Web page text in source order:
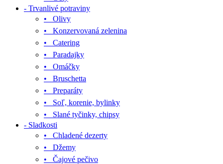
- Trvanlivé potraviny
• Olivy
• Konzervovaná zelenina
• Catering
• Paradajky
• Omáčky
• Bruschetta
• Preparáty
• Soľ, korenie, bylinky
• Slané tyčinky, chipsy
- Sladkosti
• Chladené dezerty
• Džemy
• Čajové pečivo